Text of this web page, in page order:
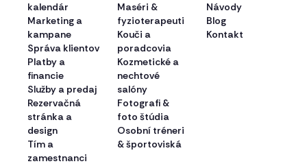
kalendár
Marketing a
kampane
Správa klientov
Platby a
financie
Služby a predaj
Rezervačná
stránka a
design
Tím a
zamestnanci
Maséri &
fyzioterapeuti
Kouči a
poradcovia
Kozmetické a
nechtové
salóny
Fotografi &
foto štúdia
Osobní tréneri
& športoviská
Návody
Blog
Kontakt